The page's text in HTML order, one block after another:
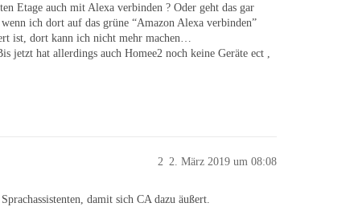
Etage auch mit Alexa verbinden ? Oder geht das gar
ich dort auf das grüne “Amazon Alexa verbinden”
ist, dort kann ich nicht mehr machen…
jetzt hat allerdings auch Homee2 noch keine Geräte ect ,
2. März 2019 um 08:08
2
damit sich CA dazu äußert.